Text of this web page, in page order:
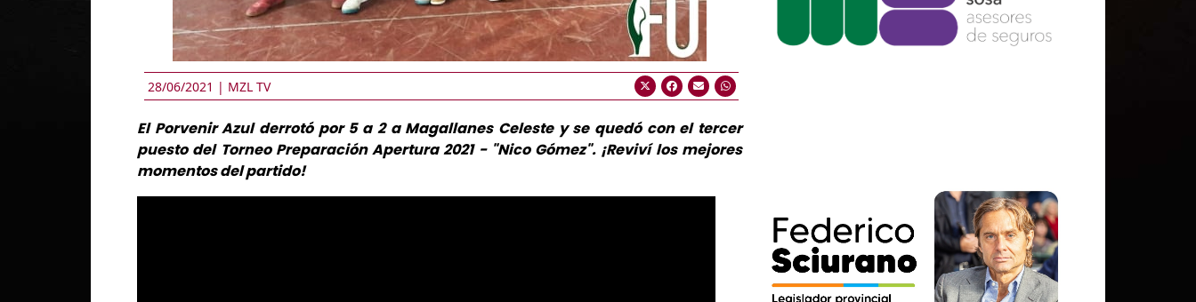
28/06/2021 | MZL TV
El Porvenir Azul derrotó por 5 a 2 a Magallanes Celeste y se quedó con el tercer
puesto del Torneo Preparación Apertura 2021 - "Nico Gómez". ¡Reviví los mejores
momentos del partido!